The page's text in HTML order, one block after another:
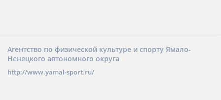
Агентство по физической культуре и спорту Ямало-
Ненецкого автономного округа
http://www.yamal-sport.ru/